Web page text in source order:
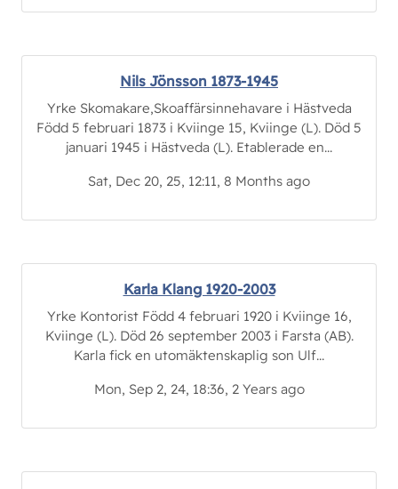
Nils Jönsson 1873-1945
Yrke Skomakare,Skoaffärsinnehavare i Hästveda
Född 5 februari 1873 i Kviinge 15, Kviinge (L). Död 5
januari 1945 i Hästveda (L). Etablerade en...
Sat, Dec 20, 25, 12:11, 8 Months ago
Karla Klang 1920-2003
Yrke Kontorist Född 4 februari 1920 i Kviinge 16,
Kviinge (L). Död 26 september 2003 i Farsta (AB).
Karla fick en utomäktenskaplig son Ulf...
Mon, Sep 2, 24, 18:36, 2 Years ago